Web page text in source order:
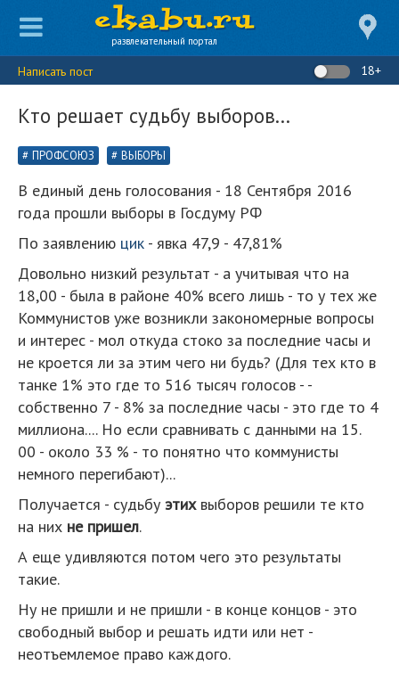
развлекательный портал
Написать пост 18+
Кто решает судьбу выборов...
ПРОФСОЮЗ ВЫБОРЫ
В единый день голосования - 18 Сентября 2016
года прошли выборы в Госдуму РФ
По заявлению цик - явка 47,9 - 47,81%
Довольно низкий результат - а учитывая что на
18,00 - была в районе 40% всего лишь - то у тех же
Коммунистов уже возникли закономерные вопросы
и интерес - мол откуда стоко за последние часы и
не кроется ли за этим чего ни будь? (Для тех кто в
танке 1% это где то 516 тысяч голосов - -
собственно 7 - 8% за последние часы - это где то 4
миллиона.... Но если сравнивать с данными на 15.
00 - около 33 % - то понятно что коммунисты
немного перегибают)...
Получается - судьбу этихвыборов решили те кто
на них не пришел.
А еще удивляются потом чего это результаты
такие.
Ну не пришли и не пришли - в конце концов - это
свободный выбор и решать идти или нет -
неотъемлемое право каждого.